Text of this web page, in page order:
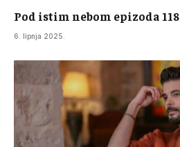
Pod istim nebom epizoda 118
6. lipnja 2025.